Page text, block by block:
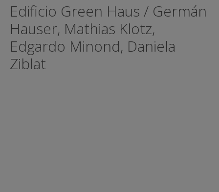
Edificio Green Haus / Germán
Hauser, Mathias Klotz,
Edgardo Minond, Daniela
Ziblat